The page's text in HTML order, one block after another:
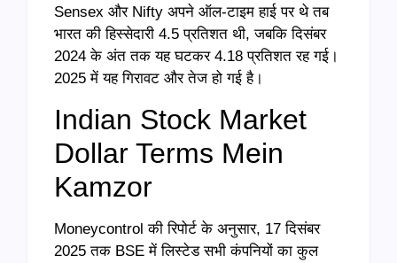
Sensex और Nifty अपने ऑल-टाइम हाई पर थे तब
भारत की हिस्सेदारी 4.5 प्रतिशत थी, जबकि दिसंबर
2024 के अंत तक यह घटकर 4.18 प्रतिशत रह गई।
2025 में यह गिरावट और तेज हो गई है।
Indian Stock Market
Dollar Terms Mein
Kamzor
Moneycontrol की रिपोर्ट के अनुसार, 17 दिसंबर
2025 तक BSE में लिस्टेड सभी कंपनियों का कुल